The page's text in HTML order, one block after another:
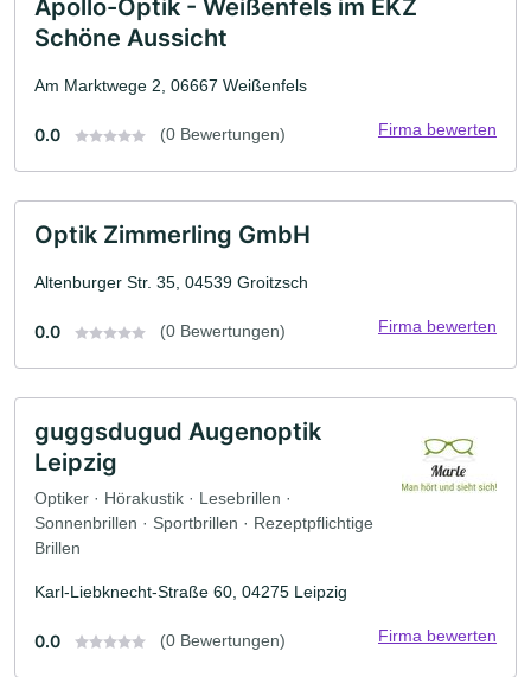
Apollo-Optik - Weißenfels im EKZ
Schöne Aussicht
Am Marktwege 2, 06667 Weißenfels
0.0 (0 Bewertungen) Firma bewerten
Optik Zimmerling GmbH
Altenburger Str. 35, 04539 Groitzsch
0.0 (0 Bewertungen) Firma bewerten
guggsdugud Augenoptik
Leipzig
Optiker · Hörakustik · Lesebrillen ·
Sonnenbrillen · Sportbrillen · Rezeptpflichtige
Brillen
Karl-Liebknecht-Straße 60, 04275 Leipzig
0.0 (0 Bewertungen) Firma bewerten